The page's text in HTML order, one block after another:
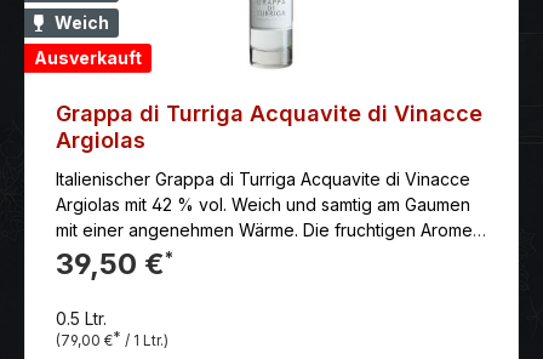
Weich
Ausverkauft
Grappa di Turriga Acquavite di Vinacce
Argiolas
Italienischer Grappa di Turriga Acquavite di Vinacce
Argiolas mit 42 % vol. Weich und samtig am Gaumen
mit einer angenehmen Wärme. Die fruchtigen Aromen
setzen sich fort und werden von einer leichten Süße
begleitet. Der Abgang mittellang und sehr angenehm.
39,50 €*
0.5 Ltr.
(79,00 €* / 1 Ltr.)